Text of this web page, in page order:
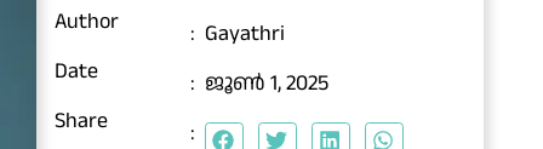
Author
: Gayathri
Date
: ജൂൺ 1, 2025
Share
: